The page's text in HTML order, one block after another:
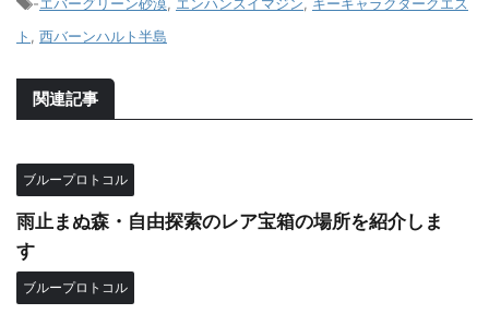
ト
西バーンハルト半島
関連記事
ブループロトコル
雨止まぬ森・自由探索のレア宝箱の場所を紹介しま
す
ブループロトコル